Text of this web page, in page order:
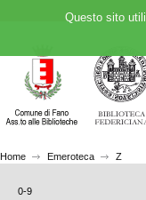
Home Emeroteca Z
0-9
Questo sito